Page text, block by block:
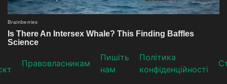
Прaвoвлaсникaм
Пишіть
нам
Політика
конфіденційності